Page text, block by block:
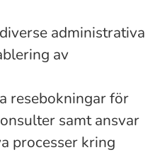
administrativa
av
resebokningar för
samt ansvar
processer kring